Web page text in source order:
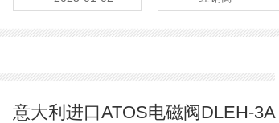
意大利进口ATOS电磁阀DLEH-